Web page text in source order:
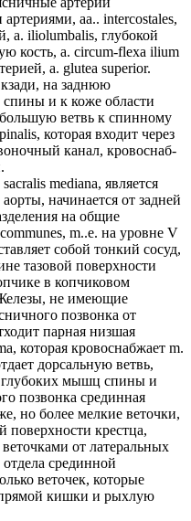
aa.. intercostales,
a. iliolumbalis, глубокой
кость, a. circum-flexa ilium
a. glutea superior.
кзади, на заднюю
и к коже области
ветвь к спинному
которая входит через
канал, кровоснаб-
mediana, является
начинается от задней
на общие
m..е. на уровне V
собой тонкий сосуд,
тазовой поверхности
в копчиковом
не имеющие
позвонка от
парная низшая
которая кровоснабжает m.
дорсальную ветвь,
мышц спины и
позвонка срединная
но более мелкие веточки,
поверхности крестца,
от латеральных
срединной
веточек, которые
кишки и рыхлую